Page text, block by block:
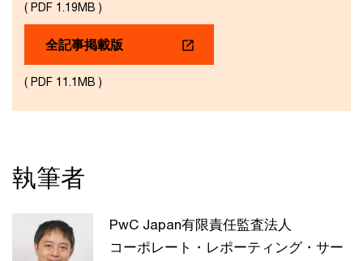
( PDF 1.19MB )
全記事掲載版
( PDF 11.1MB )
執筆者
PwC Japan有限責任監査法人
コーポレート・レポーティング・サー